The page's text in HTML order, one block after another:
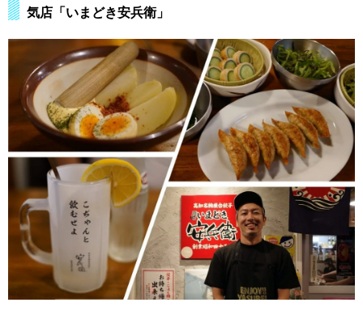
気店「いまどき安兵衛」